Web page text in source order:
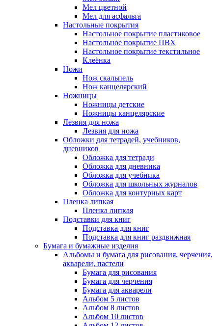
Мел цветной
Мел для асфальта
Настольные покрытия
Настольное покрытие пластиковое
Настольное покрытие ПВХ
Настольное покрытие текстильное
Клеёнка
Ножи
Нож скальпель
Нож канцелярский
Ножницы
Ножницы детские
Ножницы канцелярские
Лезвия для ножа
Лезвия для ножа
Обложки для тетрадей, учебников,
дневников
Обложка для тетради
Обложка для дневника
Обложка для учебника
Обложка для школьных журналов
Обложка для контурных карт
Пленка липкая
Пленка липкая
Подставки для книг
Подставка для книг
Подставка для книг раздвижная
Бумага и бумажные изделия
Альбомы и бумага для рисования, черчения,
акварели, пастели
Бумага для рисования
Бумага для черчения
Бумага для акварели
Альбом 5 листов
Альбом 8 листов
Альбом 10 листов